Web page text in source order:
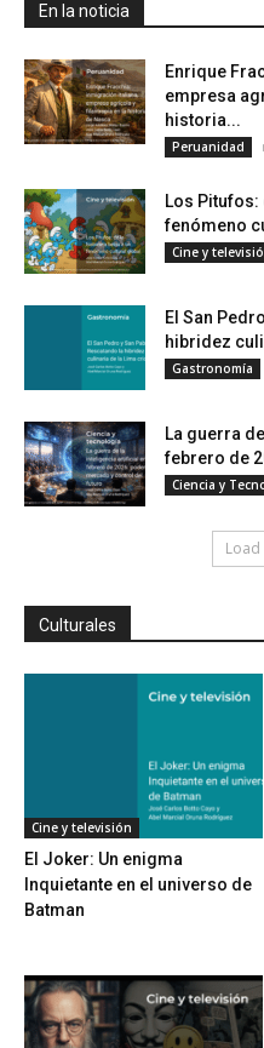
En la noticia
Enrique
empresa
historia...
Peruanidad
Los Pitufos:
fenómeno
Cine y
El San
hibridez
Gastronomía
La guerra
febrero de
Ciencia y
Culturales
Cine y televisión
El Joker: Un enigma
Inquietante en el universo de
Batman